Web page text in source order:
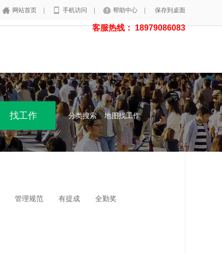
网站首页 手机访问 帮助中心 保存到桌面
客服热线： 18979086083
分类搜索 地图找工作
管理规范 有提成 全勤奖